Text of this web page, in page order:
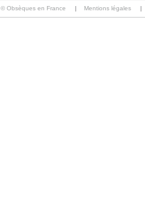
© Obsèques en France | Mentions légales |